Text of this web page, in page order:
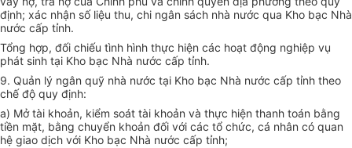
định; xác nhận số liệu thu, chi ngân sách nhà nước qua Kho bạc Nhà
nước cấp tỉnh.
Tổng hợp, đối chiếu tình hình thực hiện các hoạt động nghiệp vụ
phát sinh tại Kho bạc Nhà nước cấp tỉnh.
9. Quản lý ngân quỹ nhà nước tại Kho bạc Nhà nước cấp tỉnh theo
chế độ quy định:
a) Mở tài khoản, kiểm soát tài khoản và thực hiện thanh toán bằng
tiền mặt, bằng chuyển khoản đối với các tổ chức, cá nhân có quan
hệ giao dịch với Kho bạc Nhà nước cấp tỉnh;